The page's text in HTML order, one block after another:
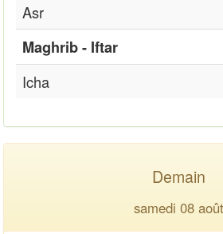
Asr
Maghrib - Iftar
Icha
Demain
samedi 08 août